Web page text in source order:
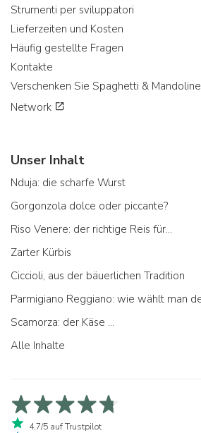
Strumenti per sviluppatori
Lieferzeiten und Kosten
Häufig gestellte Fragen
Kontakte
Verschenken Sie Spaghetti & Mandoline
Network
Unser Inhalt
Nduja: die scharfe Wurst
Gorgonzola dolce oder piccante?
Riso Venere: der richtige Reis für...
Zarter Kürbis
Ciccioli, aus der bäuerlichen Tradition
Scamorza: der Käse ...
Alle Inhalte
4,7/5 auf Trustpilot